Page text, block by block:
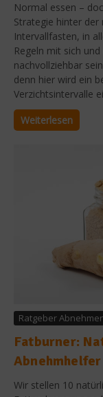
Normal essen –
Strategie hinter
Intervallfasten, in
Regeln mit sich
nachvollziehbar
denn hier wird ein
Verzichtsintervalle
Weiterlesen
Ratgeber
Fatburner:
Abnehmhelfer
Wir stellen 10